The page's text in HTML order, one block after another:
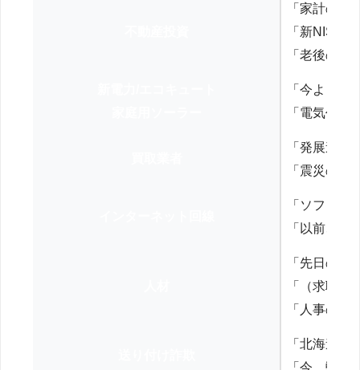
「家計の見
「新NISA
「老後の
「今より
「電気代を
「発展途
「震災の
「ソフト
「以前、
「先日の
「（求職
「人事の方
「北海道
「今、弊